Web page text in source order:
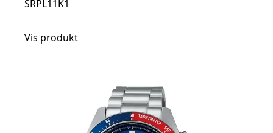
SRPL11K1
Vis produkt